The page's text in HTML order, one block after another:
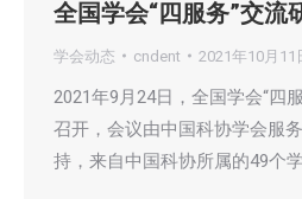
全国学会“四服务”交流
学会动态 cndent 2021年10月11
2021年9月24日，全国学会“四
召开，会议由中国科协学会服
持，来自中国科协所属的49个